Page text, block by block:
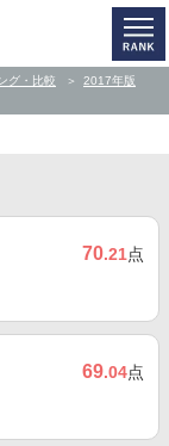
グ・比較
2017年版
70.21点
69.04点